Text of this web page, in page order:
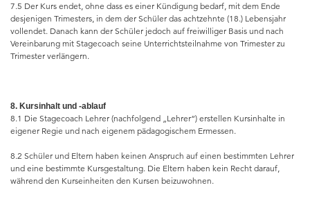
7.5 Der Kurs endet, ohne dass es einer Kündigung bedarf, mit dem Ende
desjenigen Trimesters, in dem der Schüler das achtzehnte (18.) Lebensjahr
vollendet. Danach kann der Schüler jedoch auf freiwilliger Basis und nach
Vereinbarung mit Stagecoach seine Unterrichtsteilnahme von Trimester zu
Trimester verlängern.
8. Kursinhalt und -ablauf
8.1 Die Stagecoach Lehrer (nachfolgend „Lehrer“) erstellen Kursinhalte in
eigener Regie und nach eigenem pädagogischem Ermessen.
8.2 Schüler und Eltern haben keinen Anspruch auf einen bestimmten Lehrer
und eine bestimmte Kursgestaltung. Die Eltern haben kein Recht darauf,
während den Kurseinheiten den Kursen beizuwohnen.